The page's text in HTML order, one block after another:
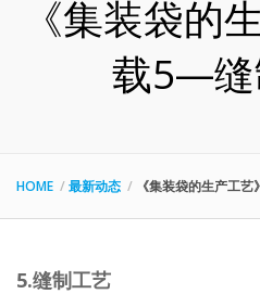
《集装袋的
载5—缝
HOME 最新动态 《集装袋的生产工
5.缝制工艺